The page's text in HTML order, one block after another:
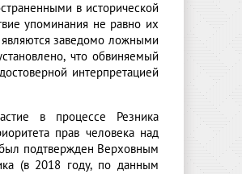
в исторической
упоминания не равно их
заведомо ложными
что обвиняемый
интерпретацией
в процессе Резника
прав человека над
подтвержден Верховным
(в 2018 году, по данным